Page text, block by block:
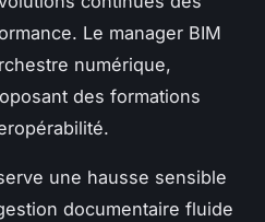
Le manager BIM
numérique,
des formations
une hausse sensible
documentaire fluide